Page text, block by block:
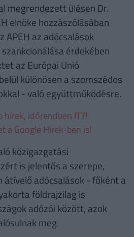
megrendezett ülésen Dr.
elnöke hozzászólásában
APEH az adócsalások
érdekében
az Európai Unió
különösen a szomszédos
- való együttműködésre.
hírek, időrendben ITT!
a Google Hírek-ben is!
közigazgatási
is jelentős a szerepe,
adócsalások - főként a
földrajzilag is
adózói között, azok
meg.